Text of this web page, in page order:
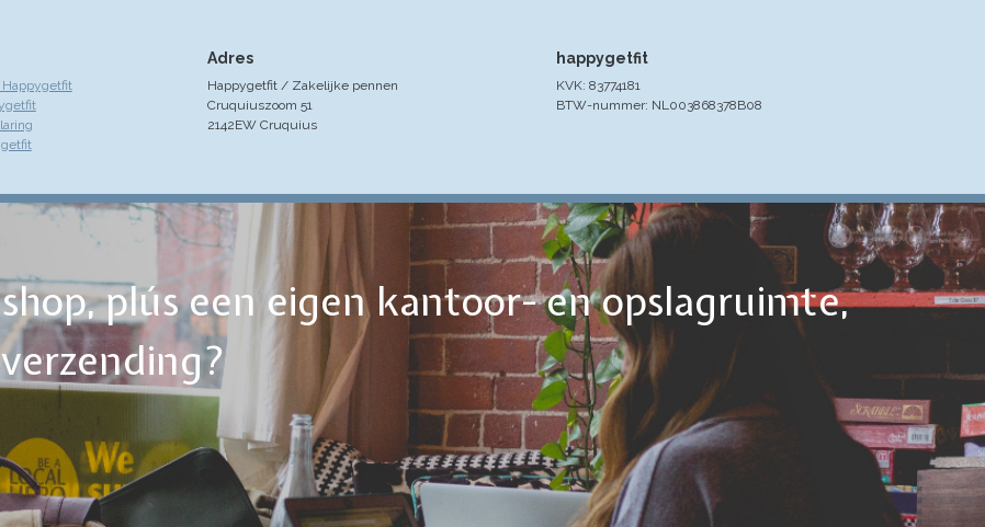
Happygetfit
Adres
Happygetfit / Zakelijke pennen
Cruquiuszoom 51
2142EW Cruquius
happygetfit
KVK: 83774181
BTW-nummer: NL003868378B08
plús een eigen kantoor- en opslagruimte,